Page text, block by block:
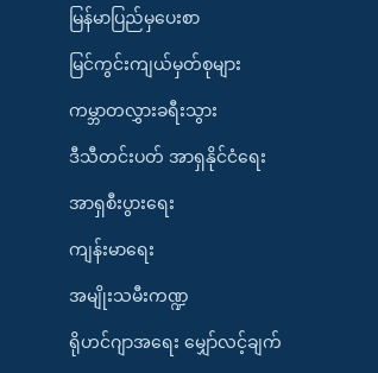
မြန်မာပြည်မှပေးစာ
မြင်ကွင်းကျယ်မှတ်စုများ
ကမ္ဘာတလွှားခရီးသွား
ဒီသီတင်းပတ် အာရှနိုင်ငံရေး
အာရှစီးပွားရေး
ကျန်းမာရေး
အမျိုးသမီးကဏ္ဍ
ရိုဟင်ဂျာအရေး မျှော်လင့်ချက်